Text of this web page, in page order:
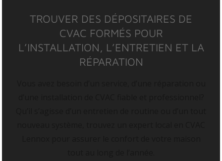
TROUVER DES DÉPOSITAIRES DE
CVAC FORMÉS POUR
L’INSTALLATION, L’ENTRETIEN ET LA
RÉPARATION